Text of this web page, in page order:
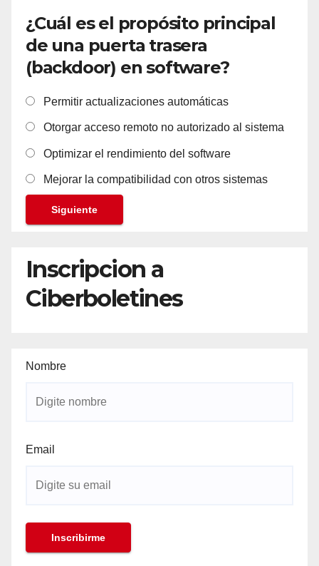
¿Cuál es el propósito principal
de una puerta trasera
(backdoor) en software?
Permitir actualizaciones automáticas
Otorgar acceso remoto no autorizado al sistema
Optimizar el rendimiento del software
Mejorar la compatibilidad con otros sistemas
Siguiente
Inscripcion a
Ciberboletines
Nombre
Email